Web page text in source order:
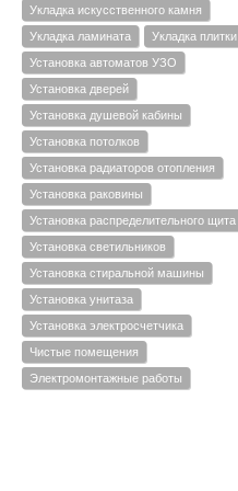
Укладка искусственного камня
Укладка ламината
Укладка плитки
Установка автоматов УЗО
Установка дверей
Установка душевой кабины
Установка потолков
Установка радиаторов отопления
Установка раковины
Установка распределительного щита
Установка светильников
Установка стиральной машины
Установка унитаза
Установка электросчетчика
Чистые помещения
Электромонтажные работы